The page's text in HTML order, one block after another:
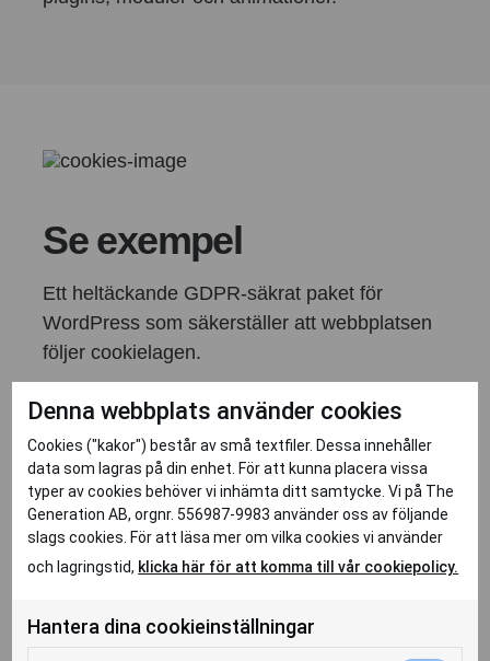
Se exempel
Ett heltäckande GDPR-säkrat paket för
WordPress som säkerställer att webbplatsen
följer cookielagen.
Visa exempel
Vi ska bli Sveriges bästa webbyrå!
Denna webbplats använder cookies
Cookies ("kakor") består av små textfiler. Dessa innehåller
data som lagras på din enhet. För att kunna placera vissa
typer av cookies behöver vi inhämta ditt samtycke. Vi på The
Generation AB, orgnr. 556987-9983 använder oss av följande
slags cookies. För att läsa mer om vilka cookies vi använder
och lagringstid, klicka här för att komma till vår cookiepolicy.
Hantera dina cookieinställningar